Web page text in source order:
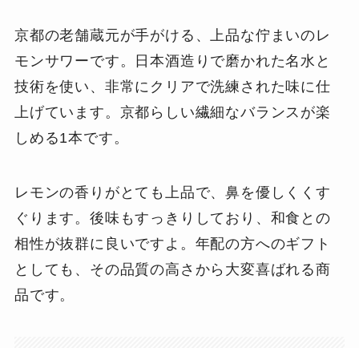
京都の老舗蔵元が手がける、上品な佇まいのレ
モンサワーです。日本酒造りで磨かれた名水と
技術を使い、非常にクリアで洗練された味に仕
上げています。京都らしい繊細なバランスが楽
しめる1本です。
レモンの香りがとても上品で、鼻を優しくくす
ぐります。後味もすっきりしており、和食との
相性が抜群に良いですよ。年配の方へのギフト
としても、その品質の高さから大変喜ばれる商
品です。